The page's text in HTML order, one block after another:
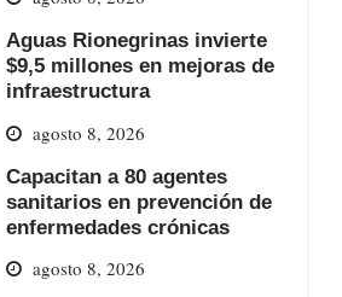
Aguas Rionegrinas invierte
$9,5 millones en mejoras de
infraestructura
agosto 8, 2026
Capacitan a 80 agentes
sanitarios en prevención de
enfermedades crónicas
agosto 8, 2026